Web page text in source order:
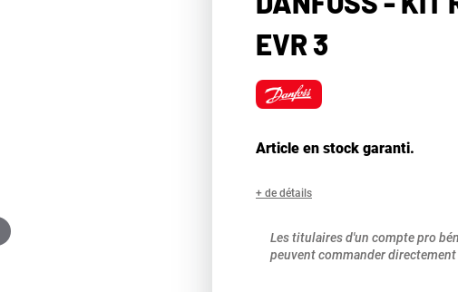
EVR 3
Article en stock garanti.
+ de détails
Les titulaires d'un compte pro
peuvent commander